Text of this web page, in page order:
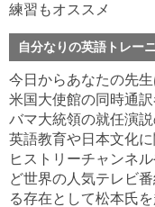
練習もオススメ
自分なりの英語トレー
今日からあなたの先
米国大使館の同時通
バマ大統領の就任演
英語教育や日本文化
ヒストリーチャンネ
ど世界の人気テレビ
る存在として松本氏を